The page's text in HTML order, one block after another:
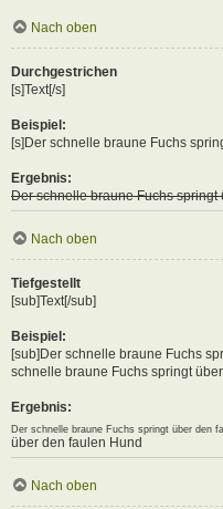
Nach oben
Durchgestrichen
[s]Text[/s]
Beispiel:
[s]Der schnelle braune Fuchs
Ergebnis:
Der schnelle braune Fuchs
Nach oben
Tiefgestellt
[sub]Text[/sub]
Beispiel:
[sub]Der schnelle braune Fuchs
schnelle braune Fuchs springt
Ergebnis:
Der schnelle braune Fuchs springt über den
über den faulen Hund
Nach oben